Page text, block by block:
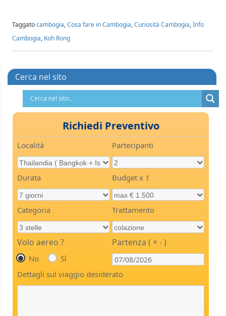
Taggatocambogia,Cosa fare in Cambogia,Curiosità Cambogia,Info
Cambogia, Koh Rong
Cerca nel sito
Richiedi Preventivo
Località Partecipanti
Durata Budget x 1
Categoria Trattamento
Volo aereo ?
No Sì
Partenza ( + - )
Dettagli sul viaggio desiderato